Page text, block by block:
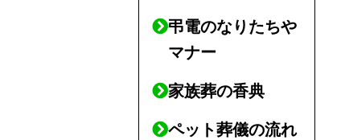
弔電のなりたちや
マナー
家族葬の香典
ペット葬儀の流れ